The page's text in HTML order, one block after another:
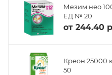
Мезим нео
ЕД № 20
от 244.40
Креон 25000
50